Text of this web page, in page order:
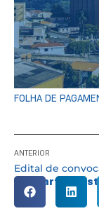
FOLHA DE
ANTERIOR
Compartilhe